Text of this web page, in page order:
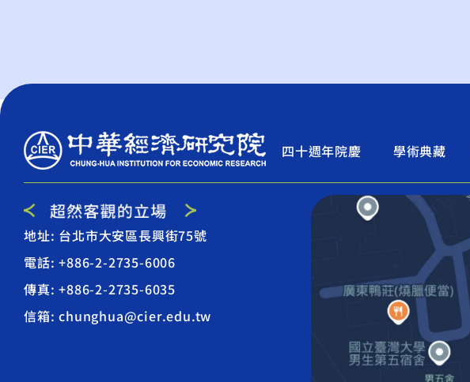
四十週年院慶 學術典藏
地址: 台北市大安區長興街75號
電話: +886-2-2735-6006
傳真: +886-2-2735-6035
信箱: chunghua@cier.edu.tw